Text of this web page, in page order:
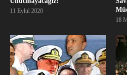
11 Eylül 2020
18